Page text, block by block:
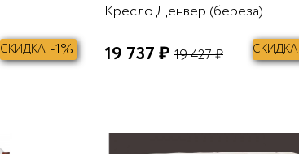
СКИДКА -1%
Кресло Денвер (береза)
19 737 ₽ 19 427 ₽ СКИДКА